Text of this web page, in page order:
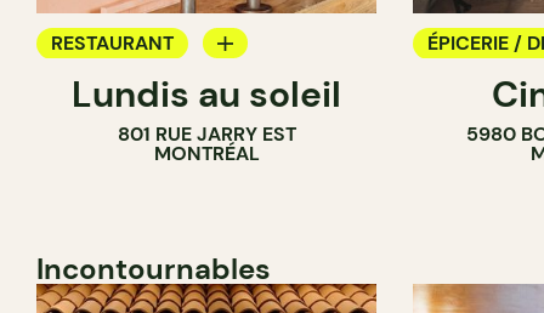
RESTAURANT
BAR À VIN
Lundis au soleil
801 RUE JARRY EST
MONTRÉAL
ÉPICERIE /
COMPTOIR
CAVISTE
5980
Incontournables